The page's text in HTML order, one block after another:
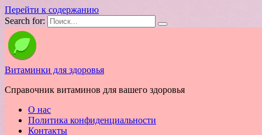
Перейти к содержанию
Search for:
Витаминки для здоровья
Справочник витаминов для вашего здоровья
О нас
Политика конфиденциальности
Контакты